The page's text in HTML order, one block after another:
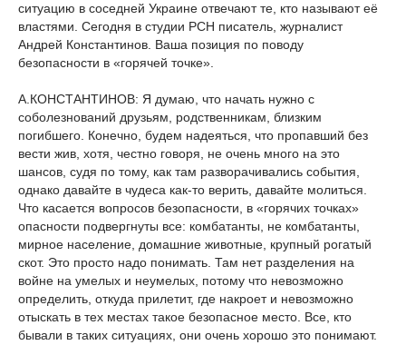
ситуацию в соседней Украине отвечают те, кто называют её
властями. Сегодня в студии РСН писатель, журналист
Андрей Константинов. Ваша позиция по поводу
безопасности в «горячей точке».
А.КОНСТАНТИНОВ: Я думаю, что начать нужно с
соболезнований друзьям, родственникам, близким
погибшего. Конечно, будем надеяться, что пропавший без
вести жив, хотя, честно говоря, не очень много на это
шансов, судя по тому, как там разворачивались события,
однако давайте в чудеса как-то верить, давайте молиться.
Что касается вопросов безопасности, в «горячих точках»
опасности подвергнуты все: комбатанты, не комбатанты,
мирное население, домашние животные, крупный рогатый
скот. Это просто надо понимать. Там нет разделения на
войне на умелых и неумелых, потому что невозможно
определить, откуда прилетит, где накроет и невозможно
отыскать в тех местах такое безопасное место. Все, кто
бывали в таких ситуациях, они очень хорошо это понимают.